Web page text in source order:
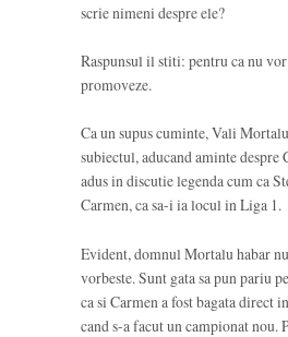
scrie nimeni despre ele?
Raspunsul il stiti: pentru ca nu vor
promoveze.
Ca un supus cuminte, Vali
subiectul, aducand aminte despre
adus in discutie legenda cum ca
Carmen, ca sa-i ia locul in Liga 1.
Evident, domnul Mortalu habar
vorbeste. Sunt gata sa pun pariu
ca si Carmen a fost bagata direct
cand s-a facut un campionat nou.